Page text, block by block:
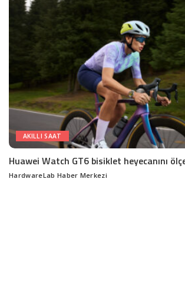
AKILLI SAAT
Huawei Watch GT6 bisiklet heyecanını
Posted
HardwareLab Haber Merkezi